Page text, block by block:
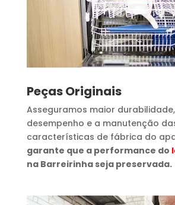
Peças Originais
Asseguramos maior
desempenho e a manutenção
características de fábrica do
garante que a performance do
na Barreirinha seja preservada.